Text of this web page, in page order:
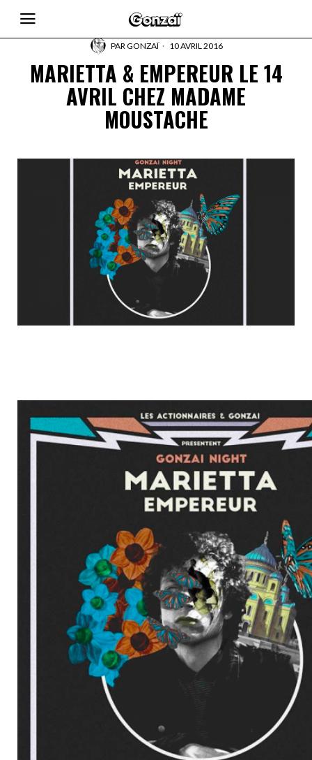
PARGONZAÏ 10 AVRIL 2016
MARIETTA & EMPEREUR LE 14
AVRIL CHEZ MADAME
MOUSTACHE